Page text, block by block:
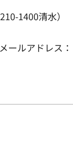
1400清水）
ルアドレス：